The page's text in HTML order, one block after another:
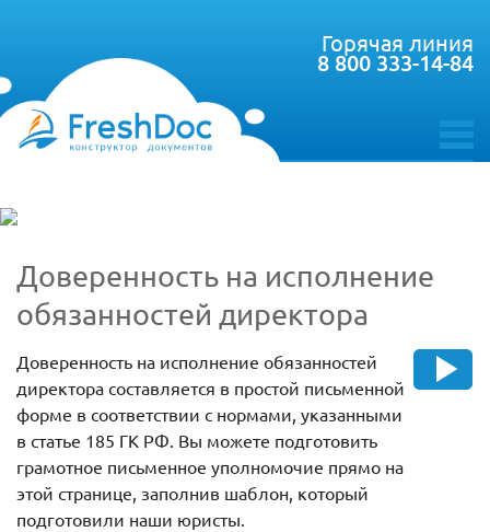
toggle
Горячая линия
8 800 333-14-84
Доверенность на исполнение
обязанностей директора
Доверенность на исполнение обязанностей
директора составляется в простой письменной
форме в соответствии с нормами, указанными
в статье 185 ГК РФ. Вы можете подготовить
грамотное письменное уполномочие прямо на
этой странице, заполнив шаблон, который
подготовили наши юристы.